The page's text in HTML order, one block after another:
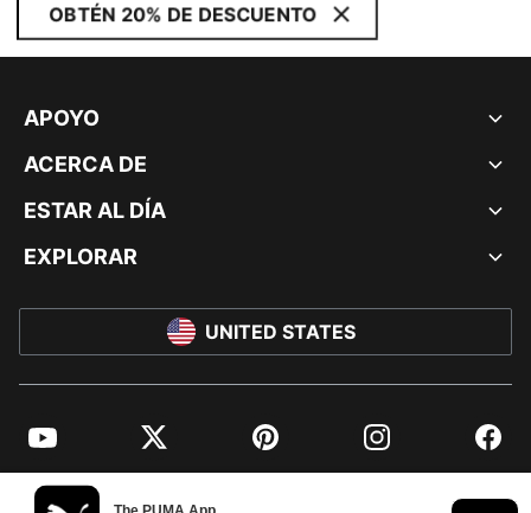
OBTÉN 20% DE DESCUENTO
APOYO
ACERCA DE
ESTAR AL DÍA
EXPLORAR
UNITED STATES
YouTube Twitter Pinterest Instagram
© PUMA NORTH AMERICA, INC.